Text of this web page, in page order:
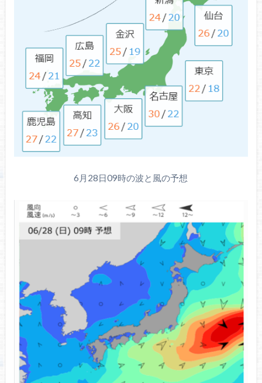
6月28日09時の波と風の予想